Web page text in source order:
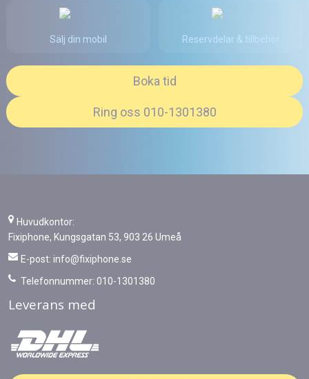
Sälj din mobil Reservdelar & tillbehör
Boka tid
Ring oss 010-1301380
Huvudkontor:
Fixiphone, Kungsgatan 53, 903 26 Umeå
E-post: info@fixiphone.se
Telefonnummer: 010-1301380
Leverans med